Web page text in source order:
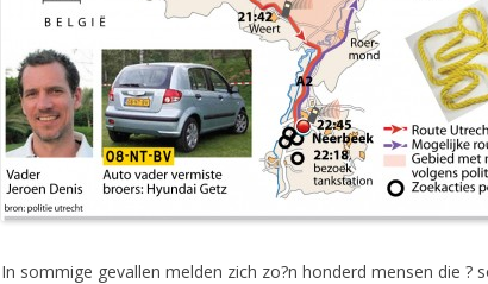
In sommige gevallen melden zich zo?n honderd mensen die